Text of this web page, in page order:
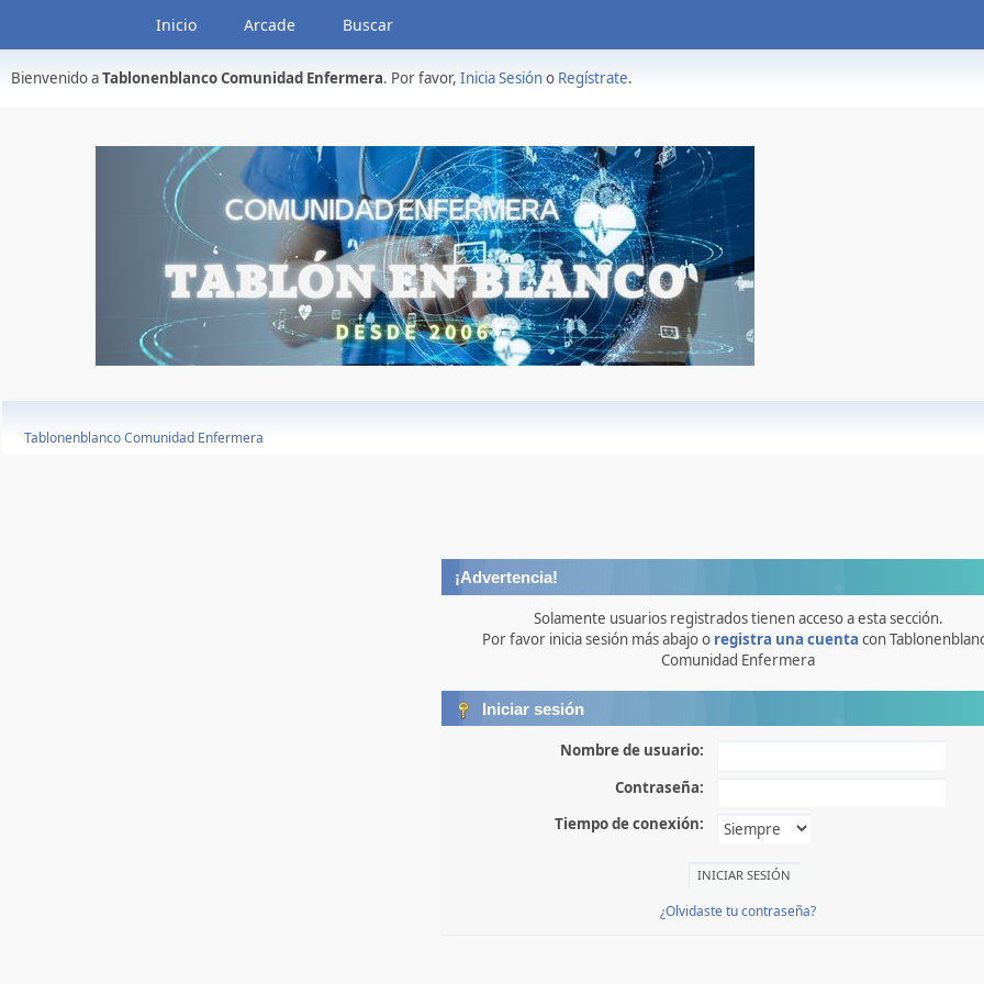
Inicio Arcade Buscar
Bienvenido aTablonenblanco Comunidad Enfermera. Por favor, Inicia Sesióno Regístrate.
Tablonenblanco Comunidad Enfermera
¡Advertencia!
Solamente usuarios registrados tienen acceso a esta sección.
Por favor inicia sesión más abajo o registra una cuenta con
Comunidad Enfermera
Iniciar sesión
Nombre de usuario:
Contraseña:
Tiempo de conexión:
¿Olvidaste tu contraseña?